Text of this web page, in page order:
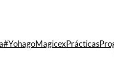
#YohagoMagicexPrácticas